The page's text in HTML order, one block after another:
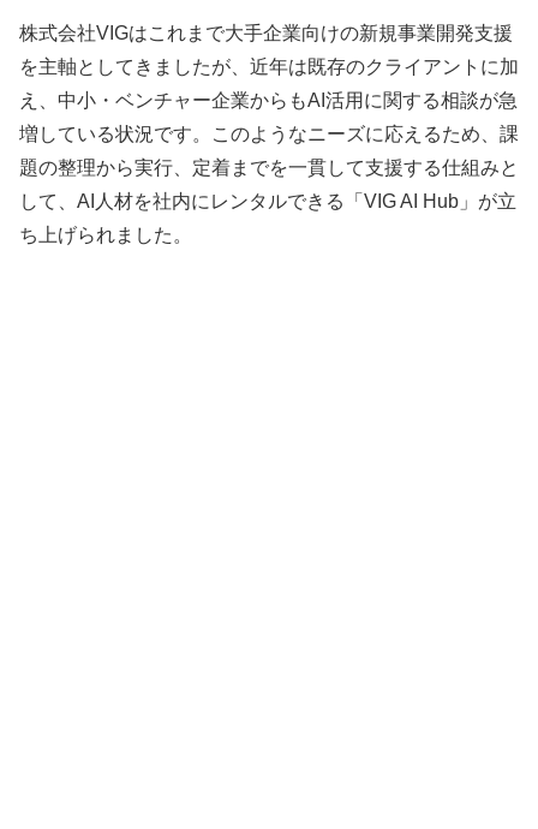
株式会社VIGはこれまで大手企業向けの新規事業開発支援
を主軸としてきましたが、近年は既存のクライアントに加
え、中小・ベンチャー企業からもAI活用に関する相談が急
増している状況です。このようなニーズに応えるため、課
題の整理から実行、定着までを一貫して支援する仕組みと
して、AI人材を社内にレンタルできる「VIG AI Hub」が立
ち上げられました。